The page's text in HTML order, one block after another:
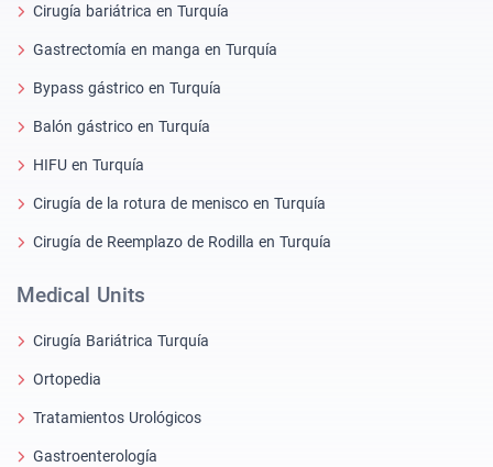
Cirugía bariátrica en Turquía
Gastrectomía en manga en Turquía
Bypass gástrico en Turquía
Balón gástrico en Turquía
HIFU en Turquía
Cirugía de la rotura de menisco en Turquía
Cirugía de Reemplazo de Rodilla en Turquía
Medical Units
Cirugía Bariátrica Turquía
Ortopedia
Tratamientos Urológicos
Gastroenterología